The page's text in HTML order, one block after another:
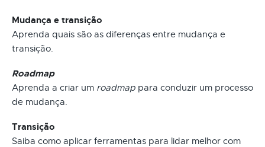
Mudança e transição
Aprenda quais são as diferenças entre mudança e
transição.
Roadmap
Aprenda a criar um roadmap para conduzir um processo
de mudança.
Transição
Saiba como aplicar ferramentas para lidar melhor com